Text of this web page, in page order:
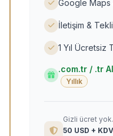
Google Maps
İletişim &
1 Yıl Ücretsiz
.com.tr / .tr
Yıllık
Gizli ücret
50 USD + KDV